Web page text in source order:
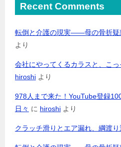
Recent Comments
転倒と介護の現実――母の骨折疑
より
会社にやってくるカラスと、こ
hiroshi より
978人まで来た！YouTube登録
日々 に hiroshi より
クラッチ滑りとエア漏れ、綱渡り